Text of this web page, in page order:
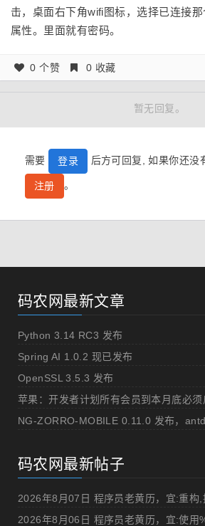
击，桌面右下角wifi图标，选择已连接
属性。里面就有密码。
0 个赞 0 收藏
暂无回复。
需要 登录 后方可回复, 如果你还没
注册 。
码农网最新文章
Python 3.14 RC3 发布
Spring AI 1.0.2 现已发布
OpenSSL 3.5.3 发布
苹果：开发者计划所有会员到本月底必
码农网最新帖子